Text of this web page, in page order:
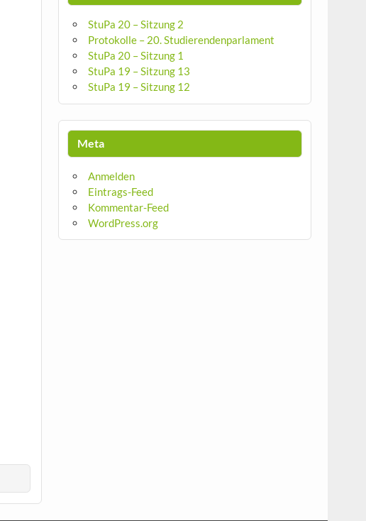
StuPa 20 – Sitzung 2
Protokolle – 20. Studierendenparlament
StuPa 20 – Sitzung 1
StuPa 19 – Sitzung 13
StuPa 19 – Sitzung 12
Meta
Anmelden
Eintrags-Feed
Kommentar-Feed
WordPress.org